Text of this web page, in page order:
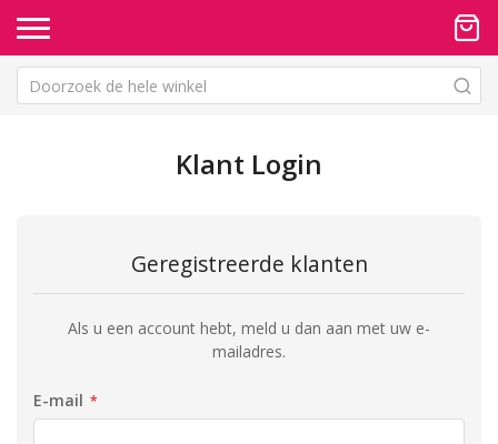
Klant Login
Geregistreerde klanten
Als u een account hebt, meld u dan aan met uw e-
mailadres.
E-mail